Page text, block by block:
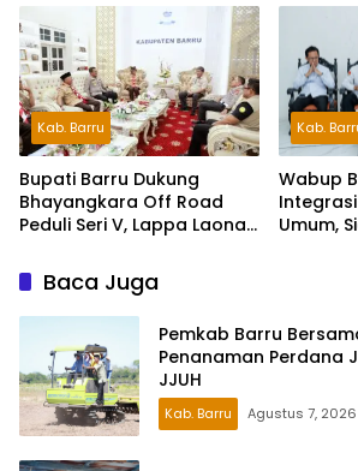
Indonesia dan Bahasa
Daerah
Kab. Barru
Bupati Barru Dukung
Bhayangkara Off Road
Peduli Seri V, Lappa Laona
Peserta
Kab.
Wabup
Integrasi
Umum,
Baca Juga
Pemkab Barru
Penanaman Perdana
JJUH
Kab. Barru Agustus 7, 2026